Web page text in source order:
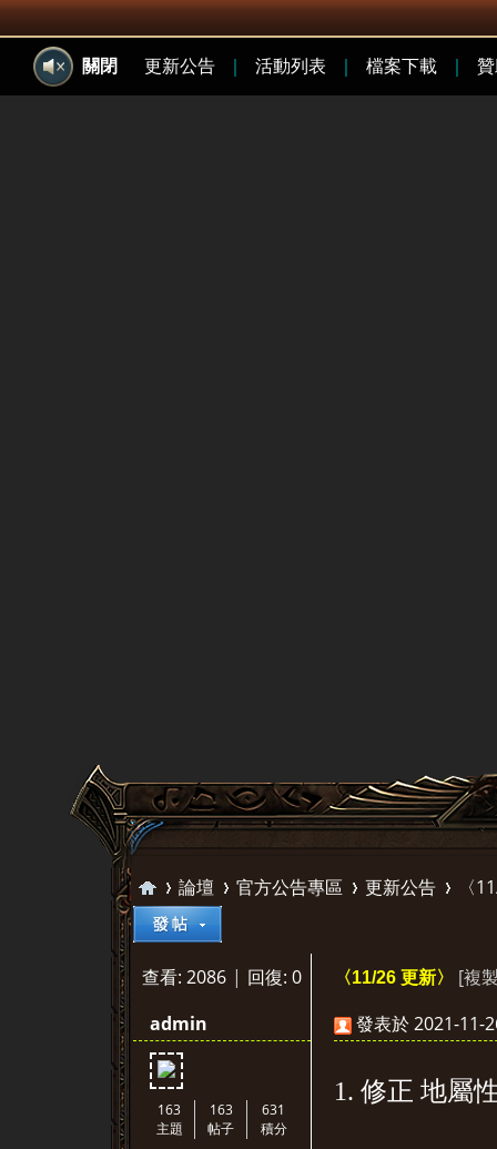
天»
論壇
›
官方公告專區
›
更新公告
›
〈
查看: 2086 | 回復: 0 〈11/26 更新〉
[複
admin
163
主題
163
帖子
631
積分
發表於 2021-11-
1. 修正 地屬